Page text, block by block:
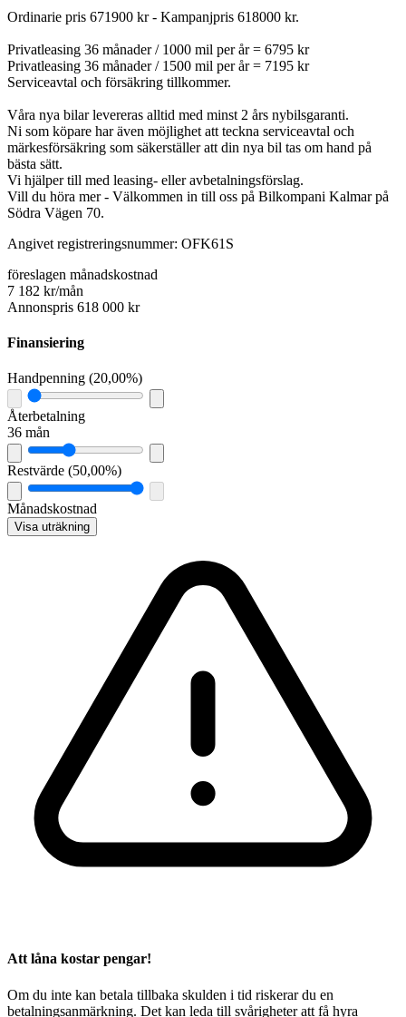
Ordinarie pris 671900 kr - Kampanjpris 618000 kr.
Privatleasing 36 månader / 1000 mil per år = 6795 kr
Privatleasing 36 månader / 1500 mil per år = 7195 kr
Serviceavtal och försäkring tillkommer.
Våra nya bilar levereras alltid med minst 2 års nybilsgaranti.
Ni som köpare har även möjlighet att teckna serviceavtal och
märkesförsäkring som säkerställer att din nya bil tas om hand på
bästa sätt.
Vi hjälper till med leasing- eller avbetalningsförslag.
Vill du höra mer - Välkommen in till oss på Bilkompani Kalmar på
Södra Vägen 70.
Angivet registreringsnummer: OFK61S
föreslagen månadskostnad
7 182 kr/mån
Annonspris 618 000 kr
Finansiering
Handpenning (20,00%)
Återbetalning
36 mån
Restvärde (50,00%)
Månadskostnad
Visa uträkning
Att låna kostar pengar!
Om du inte kan betala tillbaka skulden i tid riskerar du en
betalningsanmärkning. Det kan leda till svårigheter att få hyra